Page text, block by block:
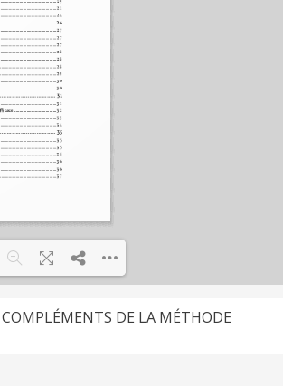
...
COMPLÉMENTS DE LA MÉTHODE